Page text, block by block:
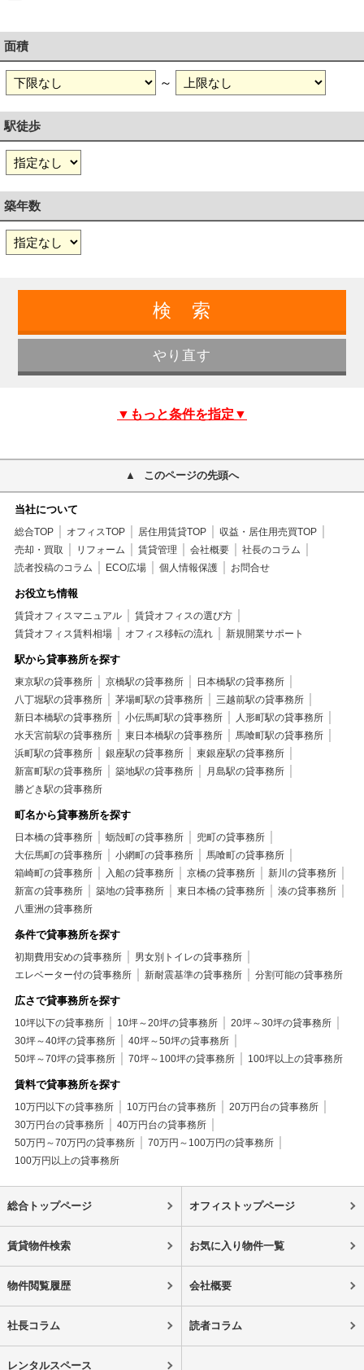
面積
～
駅徒歩
築年数
▼もっと条件を指定▼
このページの先頭へ
当社について
総合TOP オフィスTOP 居住用賃貸TOP
収益・居住用売買TOP
売却・買取
リフォーム 賃貸管理 会社概要
社長のコラム
読者投稿のコラム
ECO広場 個人情報保護 お問合せ
お役立ち情報
賃貸オフィスマニュアル
賃貸オフィスの選び方
賃貸オフィス賃料相場
オフィス移転の流れ 新規開業サポート
駅から貸事務所を探す
東京駅の貸事務所 京橋駅の貸事務所
日本橋駅の貸事務所
八丁堀駅の貸事務所
茅場町駅の貸事務所
三越前駅の貸事務所
新日本橋駅の貸事務所
小伝馬町駅の貸事務所
人形町駅の貸事務所
水天宮前駅の貸事務所
東日本橋駅の貸事務所
馬喰町駅の貸事務所
浜町駅の貸事務所
銀座駅の貸事務所
東銀座駅の貸事務所
新富町駅の貸事務所
築地駅の貸事務所
月島駅の貸事務所
勝どき駅の貸事務所
町名から貸事務所を探す
日本橋の貸事務所 蛎殻町の貸事務所
兜町の貸事務所
大伝馬町の貸事務所
小網町の貸事務所
馬喰町の貸事務所
箱崎町の貸事務所
入船の貸事務所 京橋の貸事務所
新川の貸事務所
新富の貸事務所
築地の貸事務所 東日本橋の貸事務所
湊の貸事務所
八重洲の貸事務所
条件で貸事務所を探す
初期費用安めの貸事務所
男女別トイレの貸事務所
エレベーター付の貸事務所
新耐震基準の貸事務所 分割可能の貸事務所
広さで貸事務所を探す
10坪以下の貸事務所 10坪～20坪の貸事務所
20坪～30坪の貸事務所
30坪～40坪の貸事務所
40坪～50坪の貸事務所
50坪～70坪の貸事務所
70坪～100坪の貸事務所 100坪以上の貸事務所
賃料で貸事務所を探す
10万円以下の貸事務所 10万円台の貸事務所
20万円台の貸事務所
30万円台の貸事務所
40万円台の貸事務所
50万円～70万円の貸事務所
70万円～100万円の貸事務所
100万円以上の貸事務所
総合トップページ オフィストップページ
賃貸物件検索 お気に入り物件一覧
物件閲覧履歴 会社概要
社長コラム 読者コラム
レンタルスペース